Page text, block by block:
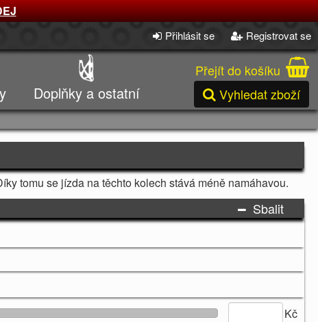
Přihlásit se Registrovat se
Doplňky a ostatní
Přejít do košíku
Vyhledat zboží
tomu se jízda na těchto kolech stává méně namáhavou.
Sbalit
Kč